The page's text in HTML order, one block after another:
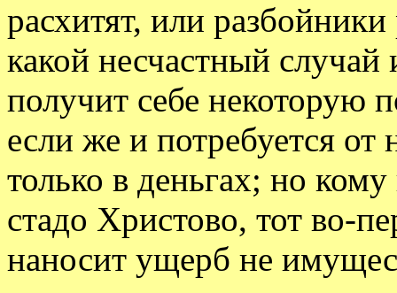
расхитят, или разбойники
какой несчастный случай
получит себе некоторую
если же и потребуется от
только в деньгах; но
стадо Христово, тот во-
наносит ущерб не